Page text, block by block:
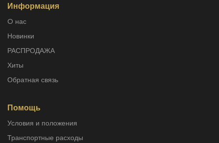
Информация
O нас
Новинки
РАСПРОДАЖА
Хиты
Обратная связь
Помощь
Условия и положения
Транспортные расходы